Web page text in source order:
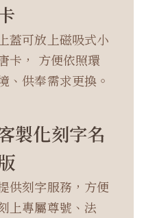
上蓋可放上磁吸式小
卡， 方便依照環
、供奉需求更換。
製化刻字名
供刻字服務，方便
上專屬尊號、法